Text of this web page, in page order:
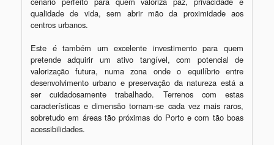
qualidade de vida, sem abrir mão da proximidade aos
centros urbanos.
Este é também um excelente investimento para quem
pretende adquirir um ativo tangível, com potencial de
valorização futura, numa zona onde o equilíbrio entre
desenvolvimento urbano e preservação da natureza está a
ser cuidadosamente trabalhado. Terrenos com estas
características e dimensão tornam-se cada vez mais raros,
sobretudo em áreas tão próximas do Porto e com tão boas
acessibilidades.